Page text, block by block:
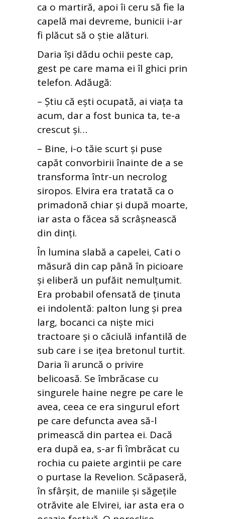
ca o martiră, apoi îi ceru să fie la
capelă mai devreme, bunicii i-ar
fi plăcut să o știe alături.
Daria își dădu ochii peste cap,
gest pe care mama ei îl ghici prin
telefon. Adăugă:
– Știu că ești ocupată, ai viața ta
acum, dar a fost bunica ta, te-a
crescut și…
– Bine, i-o tăie scurt și puse
capăt convorbirii înainte de a se
transforma într-un necrolog
siropos. Elvira era tratată ca o
primadonă chiar și după moarte,
iar asta o făcea să scrâșnească
din dinți.
În lumina slabă a capelei, Cati o
măsură din cap până în picioare
și eliberă un pufăit nemulțumit.
Era probabil ofensată de ținuta
ei indolentă: palton lung și prea
larg, bocanci ca niște mici
tractoare și o căciulă infantilă de
sub care i se ițea bretonul turtit.
Daria îi aruncă o privire
belicoasă. Se îmbrăcase cu
singurele haine negre pe care le
avea, ceea ce era singurul efort
pe care defuncta avea să-l
primească din partea ei. Dacă
era după ea, s-ar fi îmbrăcat cu
rochia cu paiete argintii pe care
o purtase la Revelion. Scăpaseră,
în sfârșit, de maniile și săgețile
otrăvite ale Elvirei, iar asta era o